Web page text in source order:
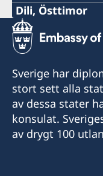
Dili, Östtimor
Telefon Timor:
+670 777 05556
Telepon Portugal
+351 925 344 114
E-post:
Sverige har
stort sett alla
av dessa stater
konsulat.
av drygt 100